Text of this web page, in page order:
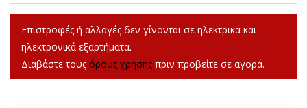
Επιστροφές ή αλλαγές δεν γίνονται σε ηλεκτρικά και
ηλεκτρονικά εξαρτήματα.
Διαβάστε τους όρους χρήσης πριν προβείτε σε αγορά.